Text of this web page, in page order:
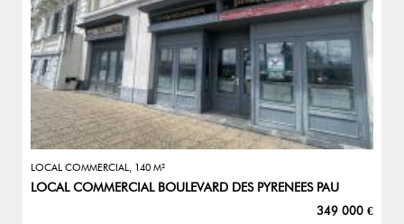
LOCAL COMMERCIAL, 140 M²
LOCAL COMMERCIAL BOULEVARD DES PYRENEES PAU
349 000 €